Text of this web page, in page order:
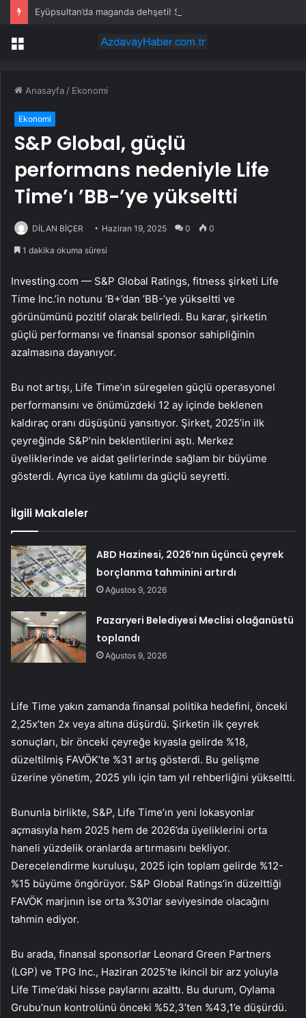
Menü
Anasayfa / Ekonomi
Ekonomi
S&P Global, güçlü
performans nedeniyle Life
Time’ı ’BB-’ye yükseltti
DİLAN BİÇER Haziran 19, 2025 0 0
1 dakika okuma süresi
Investing.com — S&P Global Ratings, fitness şirketi Life
Time Inc.’in notunu ’B+’dan ’BB-’ye yükseltti ve
görünümünü pozitif olarak belirledi. Bu karar, şirketin
güçlü performansı ve finansal sponsor sahipliğinin
azalmasına dayanıyor.
Bu not artışı, Life Time’ın süregelen güçlü operasyonel
performansını ve önümüzdeki 12 ay içinde beklenen
kaldıraç oranı düşüşünü yansıtıyor. Şirket, 2025’in ilk
çeyreğinde S&P’nin beklentilerini aştı. Merkez
üyeliklerinde ve aidat gelirlerinde sağlam bir büyüme
gösterdi. Ayrıca üye katılımı da güçlü seyretti.
İlgili Makaleler
ABD Hazinesi, 2026’nın üçüncü çeyrek
borçlanma tahminini artırdı
Ağustos 9, 2026
Pazaryeri Belediyesi Meclisi olağanüstü
toplandı
Ağustos 9, 2026
Life Time yakın zamanda finansal politika hedefini, önceki
2,25x’ten 2x veya altına düşürdü. Şirketin ilk çeyrek
sonuçları, bir önceki çeyreğe kıyasla gelirde %18,
düzeltilmiş FAVÖK’te %31 artış gösterdi. Bu gelişme
üzerine yönetim, 2025 yılı için tam yıl rehberliğini yükseltti.
Bununla birlikte, S&P, Life Time’ın yeni lokasyonlar
açmasıyla hem 2025 hem de 2026’da üyeliklerini orta
haneli yüzdelik oranlarda artırmasını bekliyor.
Derecelendirme kuruluşu, 2025 için toplam gelirde %12-
%15 büyüme öngörüyor. S&P Global Ratings’in düzelttiği
FAVÖK marjının ise orta %30’lar seviyesinde olacağını
tahmin ediyor.
Bu arada, finansal sponsorlar Leonard Green Partners
(LGP) ve TPG Inc., Haziran 2025’te ikincil bir arz yoluyla
Life Time’daki hisse paylarını azalttı. Bu durum, Oylama
Grubu’nun kontrolünü önceki %52,3’ten %43,1’e düşürdü.